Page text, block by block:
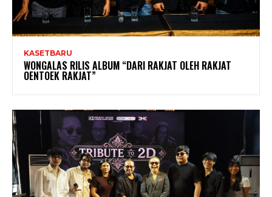
KASETBARU
WONGALAS RILIS ALBUM “DARI RAKJAT OLEH RAKJAT
OENTOEK RAKJAT”